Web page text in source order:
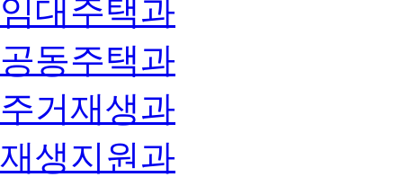
임대주택과
공동주택과
주거재생과
재생지원과